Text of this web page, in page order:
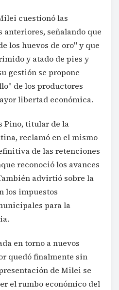
cuestionó las
señalando que
los huevos de oro" y que
y atado de pies y
gestión se propone
de los productores
libertad económica.
Pino, titular de la
reclamó en el mismo
de las retenciones
reconoció los avances
advirtió sobre la
los impuestos
para la
en torno a nuevos
quedó finalmente sin
de Milei se
el rumbo económico del